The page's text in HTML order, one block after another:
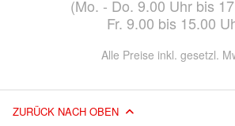
(Mo. - Do. 9.00 Uhr bis
Fr. 9.00 bis 15.00
Alle Preise inkl. gesetzl.
ZURÜCK NACH OBEN